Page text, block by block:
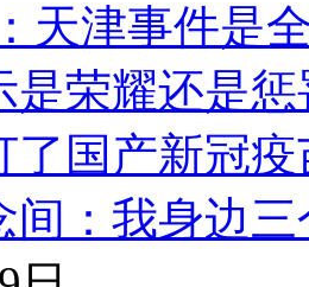
天津事件是
是荣耀还是惩
了国产新冠
间：我身边